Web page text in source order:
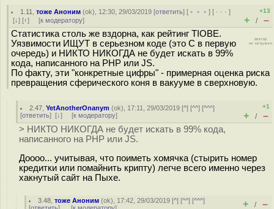
1.11 ,тоже Аноним (ok), 12:30, 29/03/2019 [ответить] [ ﹢﹢﹢] [ · · ·]
[↓] [↑] [к модератору]
+13
+ / –
Статистика столь же вздорна, как рейтинг TIOBE.
Уязвимости ИЩУТ в серьезном коде (это С в первую
очередь) и НИКТО НИКОГДА не будет искать в 99%
кода, написанного на РНР или JS.
По факту, эти "конкретные цифры" - примерная оценка риска
превращения сферического коня в вакууме в сверхновую.
2.47 ,YetAnotherOnanym (ok), 17:11, 29/03/2019 [^] [^^] [^^^]
[ответить] [↓] [к модератору]
+1
+ / –
> НИКТО НИКОГДА не будет искать в 99% кода,
написанного на РНР или JS.
Доооо... учитывая, что поиметь хомячка (стырить номер
кредитки или помайнить крипту) легче всего именно через
хакнутый сайт на Пыхе.
3.48 ,тоже Аноним (ok), 17:42, 29/03/2019 [^] [^^] [^^^]
+ / –